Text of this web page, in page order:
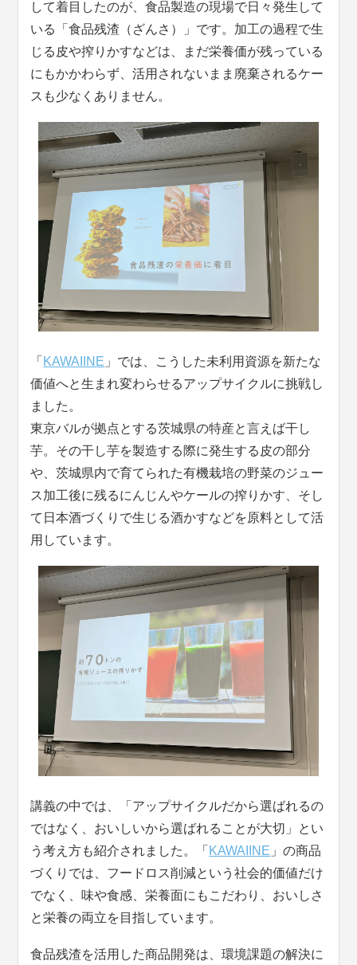
して着目したのが、食品製造の現場で日々発生して
いる「食品残渣（ざんさ）」です。加工の過程で生
じる皮や搾りかすなどは、まだ栄養価が残っている
にもかかわらず、活用されないまま廃棄されるケー
スも少なくありません。
「 KAWAIINE 」では、こうした未利用資源を新たな
価値へと生まれ変わらせるアップサイクルに挑戦し
ました。
東京バルが拠点とする茨城県の特産と言えば干し
芋。その干し芋を製造する際に発生する皮の部分
や、茨城県内で育てられた有機栽培の野菜のジュー
ス加工後に残るにんじんやケールの搾りかす、そし
て日本酒づくりで生じる酒かすなどを原料として活
用しています。
講義の中では、「アップサイクルだから選ばれるの
ではなく、おいしいから選ばれることが大切」とい
う考え方も紹介されました。「 KAWAIINE 」の商品
づくりでは、フードロス削減という社会的価値だけ
でなく、味や食感、栄養面にもこだわり、おいしさ
と栄養の両立を目指しています。
食品残渣を活用した商品開発は、環境課題の解決に